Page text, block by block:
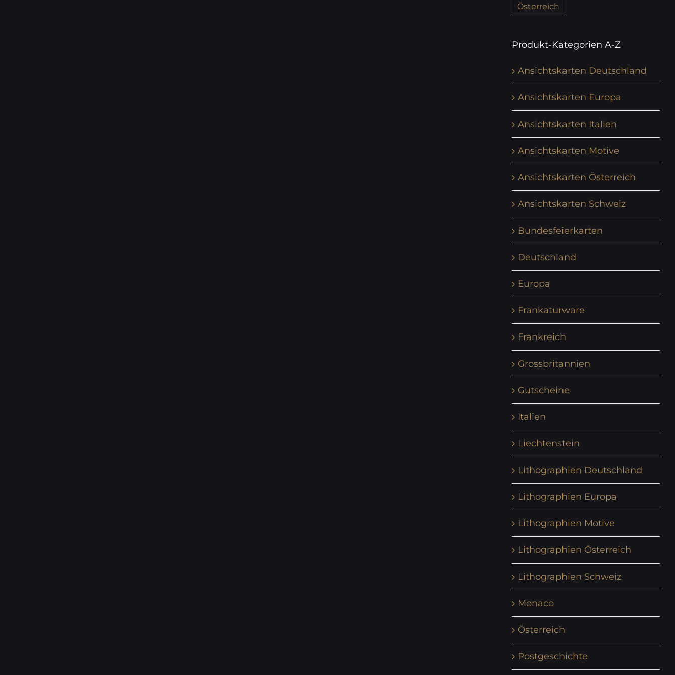
Österreich
Produkt-Kategorien A-Z
Ansichtskarten Deutschland
Ansichtskarten Europa
Ansichtskarten Italien
Ansichtskarten Motive
Ansichtskarten Österreich
Ansichtskarten Schweiz
Bundesfeierkarten
Deutschland
Europa
Frankaturware
Frankreich
Grossbritannien
Gutscheine
Italien
Liechtenstein
Lithographien Deutschland
Lithographien Europa
Lithographien Motive
Lithographien Österreich
Lithographien Schweiz
Monaco
Österreich
Postgeschichte